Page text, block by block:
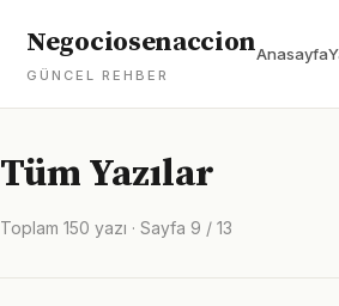
Negociosenaccion
GÜNCEL REHBER
Anasayfa
Tüm Yazılar
Toplam 150 yazı · Sayfa 9 / 13